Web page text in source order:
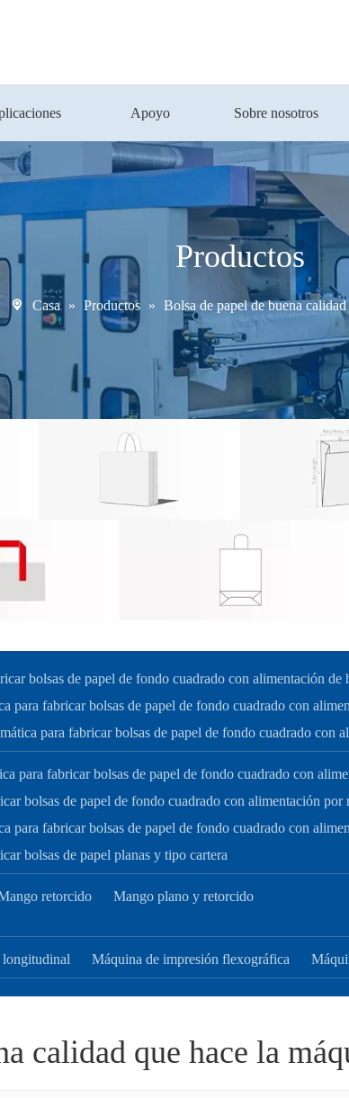
Apoyo Sobre nosotros
Productos
Casa » Productos » Bolsa de papel de buena
bolsas de papel de fondo cuadrado con alimentación de
para fabricar bolsas de papel de fondo cuadrado con
para fabricar bolsas de papel de fondo cuadrado con
para fabricar bolsas de papel de fondo cuadrado con
bolsas de papel de fondo cuadrado con alimentación
para fabricar bolsas de papel de fondo cuadrado con
bolsas de papel planas y tipo cartera
retorcido Mango plano y retorcido
Máquina de impresión flexográfica
calidad que hace la